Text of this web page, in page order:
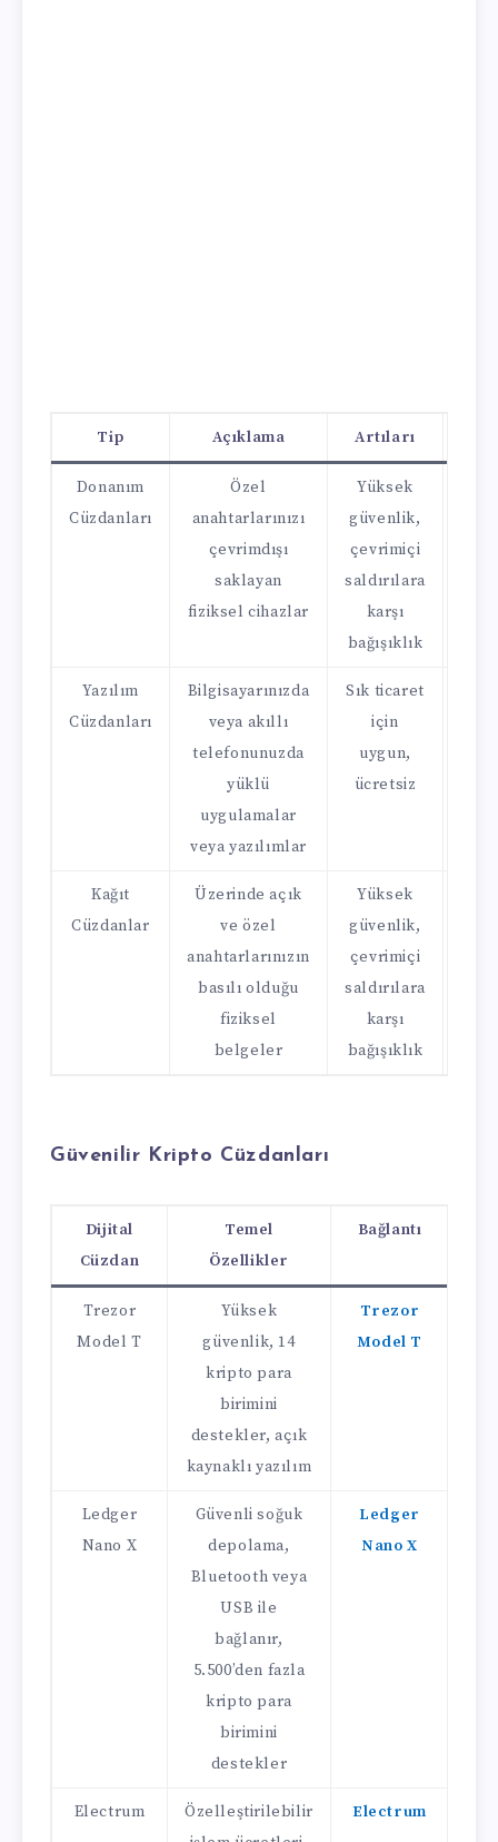
Tip Açıklama Artıları
Donanım
Cüzdanları
Özel
anahtarlarınızı
çevrimdışı
saklayan
fiziksel cihazlar
Yüksek
güvenlik,
çevrimiçi
saldırılara
karşı
bağışıklık
Yazılım
Cüzdanları
Bilgisayarınızda
veya akıllı
telefonunuzda
yüklü
uygulamalar
veya yazılımlar
Sık ticaret
için
uygun,
ücretsiz
Kağıt
Cüzdanlar
Üzerinde açık
ve özel
anahtarlarınızın
basılı olduğu
fiziksel
belgeler
Yüksek
güvenlik,
çevrimiçi
saldırılara
karşı
bağışıklık
Güvenilir Kripto Cüzdanları
Dijital
Cüzdan
Temel
Özellikler
Bağlantı
Trezor
Model T
Yüksek
güvenlik, 14
kripto para
birimini
destekler, açık
kaynaklı yazılım
Trezor
Model T
Ledger
Nano X
Güvenli soğuk
depolama,
Bluetooth veya
USB ile
bağlanır,
5.500’den fazla
kripto para
birimini
destekler
Ledger
Nano X
Electrum
Özelleştirilebilir
Electrum